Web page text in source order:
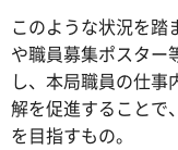
このような状況を踏
や職員募集ポスター
し、本局職員の仕事
解を促進することで
を目指すもの。